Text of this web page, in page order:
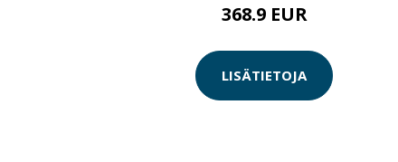
368.9 EUR
LISÄTIETOJA